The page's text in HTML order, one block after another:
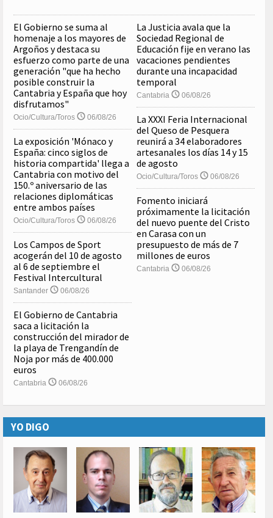
El Gobierno se suma al
homenaje a los mayores de
Argoños y destaca su
esfuerzo como parte de una
generación "que ha hecho
posible construir la
Cantabria y España que hoy
disfrutamos"
Ocio/Cultura/Toros 06/08/26
La exposición 'Mónaco y
España: cinco siglos de
historia compartida' llega a
Cantabria con motivo del
150.º aniversario de las
relaciones diplomáticas
entre ambos países
Ocio/Cultura/Toros 06/08/26
Los Campos de Sport
acogerán del 10 de agosto
al 6 de septiembre el
Festival Intercultural
Santander 06/08/26
El Gobierno de Cantabria
saca a licitación la
construcción del mirador de
la playa de Trengandín de
Noja por más de 400.000
euros
Cantabria 06/08/26
La Justicia avala que la
Sociedad Regional de
Educación fije en verano las
vacaciones pendientes
durante una incapacidad
temporal
Cantabria 06/08/26
La XXXI Feria Internacional
del Queso de Pesquera
reunirá a 34 elaboradores
artesanales los días 14 y 15
de agosto
Ocio/Cultura/Toros 06/08/26
Fomento iniciará
próximamente la licitación
del nuevo puente del Cristo
en Carasa con un
presupuesto de más de 7
millones de euros
Cantabria 06/08/26
YO DIGO